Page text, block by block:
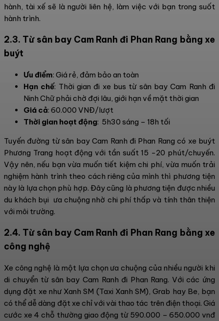
hành, tài xế sẽ là người liên hệ, làm việc với bạn trong suốt
hành trình.
2.3. Từ sân bay Cam Ranh đi Phan Rang bằng xe
buýt
Ưu điểm: Giá rẻ, đảm bảo an toàn
Hạn chế: Thời gian đi xe bus từ sân bay Cam Ranh đi
Ninh Chữ phải chờ đợi lâu, giới hạn về mặt thời gian
Giá cả: 60.000 VNĐ/lượt
Thời gian hoạt động: 5h30 sáng – 18h tối
Tuyến đường từ sân bay Cam Ranh đi Phan Rang có xe buýt
Phương Trang hoạt động với tần suất 15 -20 phút/chuyến.
Vậy nên, nếu bạn vừa muốn tiết kiệm chi phí, vừa muốn trải
nghiệm hành trình theo cách riêng của mình thì phương tiện
này là lựa chọn phù hợp. Đây cũng là phương tiện được nhiều
du khách bụi ưa chuộng nhờ chi phí thấp và tính thân thiện
với môi trường.
2.4. Từ sân bay Cam Ranh đi Phan Rang bằng xe
công nghệ
Xe công nghệ là một lựa chọn ưa chuộng của nhiều người khi
di chuyển từ sân bay Cam Ranh đi Phan Rang. Với các ứng
dụng đặt xe như Xanh SM (Taxi Xanh SM), Grab hay Be, bạn
có thể dễ dàng đặt xe chỉ với vài thao tác trên điện thoại. Giá
cước xe 4 chỗ thường giao động từ 590.000 – 650.000 vnđ